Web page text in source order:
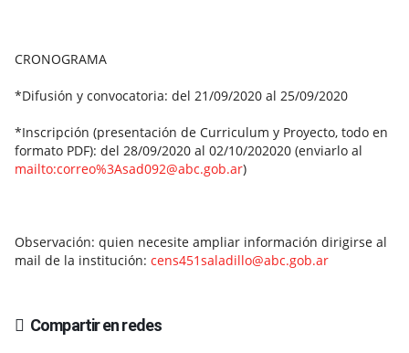
CRONOGRAMA
*Difusión y convocatoria: del 21/09/2020 al 25/09/2020
*Inscripción (presentación de Curriculum y Proyecto, todo en
formato PDF): del 28/09/2020 al 02/10/202020 (enviarlo al
mailto:correo%3Asad092@abc.gob.ar)
Observación: quien necesite ampliar información dirigirse al
mail de la institución: cens451saladillo@abc.gob.ar
Compartir en redes